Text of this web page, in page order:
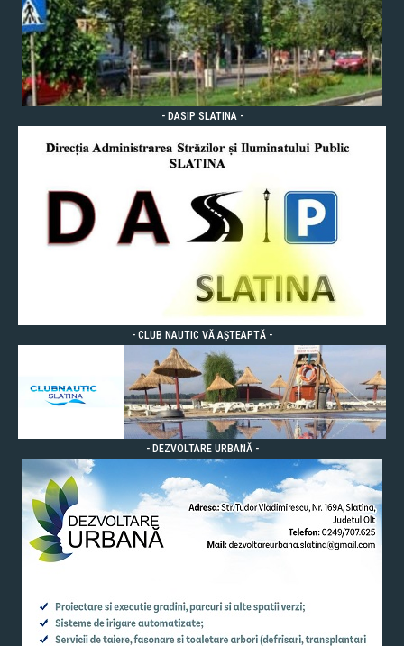
- DASIP SLATINA -
- CLUB NAUTIC VĂ AȘTEAPTĂ -
- DEZVOLTARE URBANĂ -